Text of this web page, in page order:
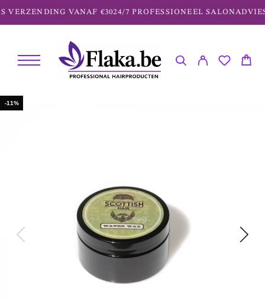
VERZENDING VANAF €3024/7 PROFESSIONEEL SALONADVIES
-11%